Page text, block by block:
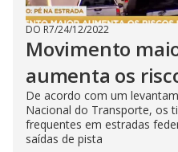
DO R7/24/12/2022
Movimento
aumenta os
De acordo com um
Nacional do Transporte, os
frequentes em estradas
saídas de pista